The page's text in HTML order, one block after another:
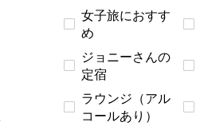
女子旅におすす
め
ジョニーさんの
定宿
ラウンジ（アル
コールあり）